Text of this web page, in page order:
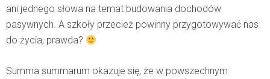
ani jednego słowa na temat budowania dochodów
pasywnych. A szkoły przecież powinny przygotowywać nas
do życia, prawda?
Summa summarum okazuje się, że w powszechnym